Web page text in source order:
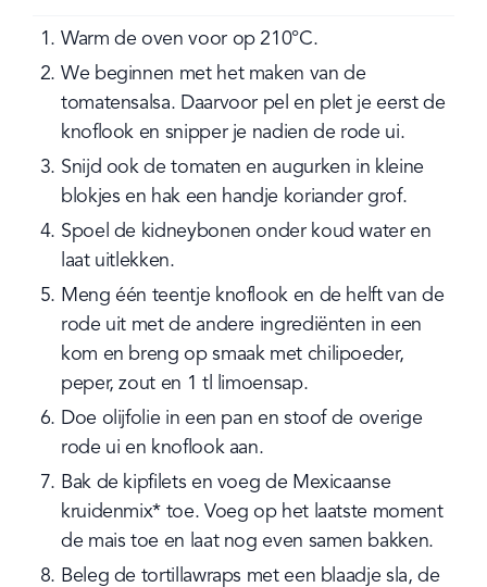
Warm de oven voor op 210°C.
We beginnen met het maken van de
tomatensalsa. Daarvoor pel en plet je eerst de
knoflook en snipper je nadien de rode ui.
Snijd ook de tomaten en augurken in kleine
blokjes en hak een handje koriander grof.
Spoel de kidneybonen onder koud water en
laat uitlekken.
Meng één teentje knoflook en de helft van de
rode uit met de andere ingrediënten in een
kom en breng op smaak met chilipoeder,
peper, zout en 1 tl limoensap.
Doe olijfolie in een pan en stoof de overige
rode ui en knoflook aan.
Bak de kipfilets en voeg de Mexicaanse
kruidenmix* toe. Voeg op het laatste moment
de mais toe en laat nog even samen bakken.
Beleg de tortillawraps met een blaadje sla, de